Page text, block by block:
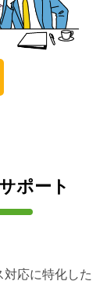
ポート
応に特化した